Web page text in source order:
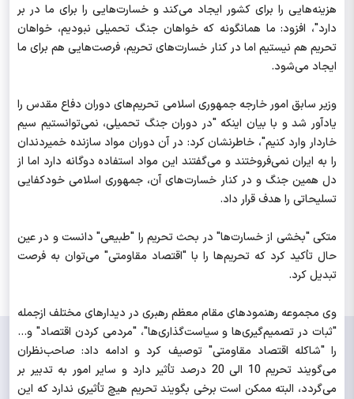
هزینه‌هایی را برای کشور ایجاد می‌کند و خسارت‌هایی را برای ما در بر
دارد"، افزود: ما همانگونه که خواهان جنگ تحمیلی نبودیم، خواهان
تحریم هم نیستیم اما در کنار خسارت‌های تحریم، فرصت‌هایی هم برای ما
ایجاد می‌شود.
وزیر سابق امور خارجه جمهوری اسلامی تحریم‌های دوران دفاع مقدس را
یادآور شد و با بیان اینکه "در دوران جنگ تحمیلی، نمی‌توانستیم سیم
خاردار وارد کنیم"، خاطرنشان کرد: در آن دوران مواد سازنده خمیردندان
را به ایران نمی‌فروختند و می‌گفتند این مواد استفاده دوگانه دارد اما از
دل همین جنگ و در کنار خسارت‌‌های آن، جمهوری اسلامی خودکفایی
تسلیحاتی را هدف قرار داد.
متکی "بخشی از خسارت‌ها" در بحث تحریم را "طبیعی" دانست و در عین
حال تأکید کرد که تحریم‌ها را با "اقتصاد مقاومتی" می‌توان به فرصت
تبدیل کرد.
وی مجموعه رهنمودهای مقام معظم رهبری در دیدارهای مختلف ازجمله
"ثبات در تصمیم‌گیری‌ها و سیاست‌گذاری‌ها"، "مردمی کردن اقتصاد" و...
را "شاکله اقتصاد مقاومتی" توصیف کرد و ادامه داد: صاحب‌نظران
می‌گویند تحریم 10 الی 20 درصد تأثیر دارد و سایر امور به تدبیر بر
می‌گردد، البته ممکن است برخی بگویند تحریم هیچ تأثیری ندارد که این